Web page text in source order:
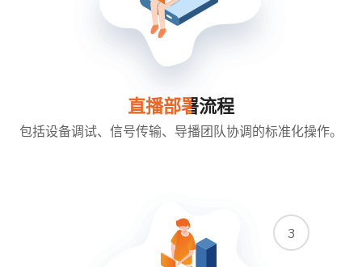
直播部署流程
包括设备调试、信号传输、导播团队协调的标准化操作。
3